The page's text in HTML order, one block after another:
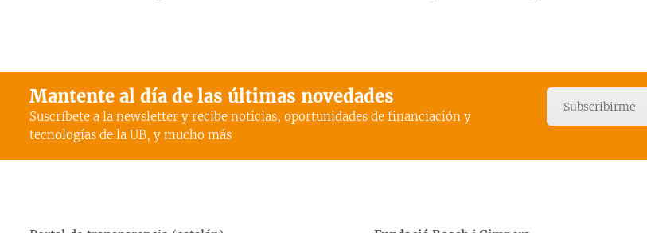
Mantente al día de las últimas novedades
Suscríbete a la newsletter y recibe noticias, oportunidades de financiación y
tecnologías de la UB, y mucho más
Subscribirme